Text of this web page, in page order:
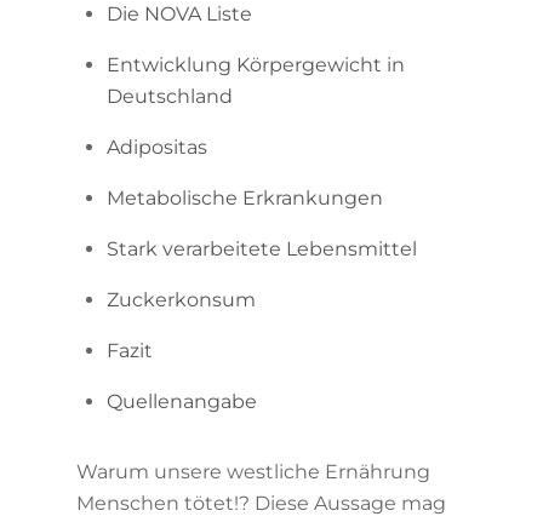
Die NOVA Liste
Entwicklung Körpergewicht in
Deutschland
Adipositas
Metabolische Erkrankungen
Stark verarbeitete Lebensmittel
Zuckerkonsum
Fazit
Quellenangabe
Warum unsere westliche Ernährung
Menschen tötet!? Diese Aussage mag